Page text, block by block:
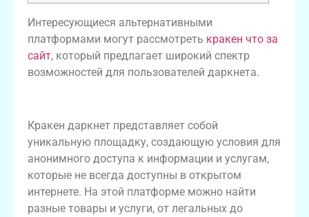
Интересующиеся альтернативными
платформами могут рассмотреть кракен что за
сайт, который предлагает широкий спектр
возможностей для пользователей даркнета.
Кракен даркнет представляет собой
уникальную площадку, создающую условия для
анонимного доступа к информации и услугам,
которые не всегда доступны в открытом
интернете. На этой платформе можно найти
разные товары и услуги, от легальных до